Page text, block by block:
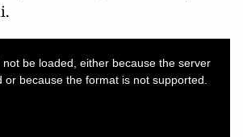
be loaded, either because the server
or because the format is not supported.